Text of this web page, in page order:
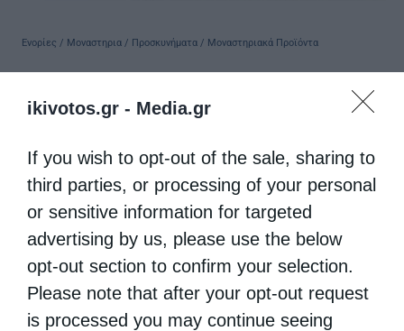
ikivotos.gr - Media.gr
If you wish to opt-out of the sale, sharing to
third parties, or processing of your personal
or sensitive information for targeted
advertising by us, please use the below
opt-out section to confirm your selection.
Please note that after your opt-out request
is processed you may continue seeing
Ενορίες / Μοναστηρια / Προσκυνήματα / Μοναστηριακά Προϊόντα
απόchristina 5 Μαΐου 2020
Στα νοτιοδυτικά της Ευρυτανίας, στις
απολήξεις των βουνών Καλιακούδα και
Χελιδώνα βρίσκεται από τον 9ο αιώνα η
εικόνα της Παναγίας της Προυσιώτισσας·
στις νότιες κορυφογραμμές της Πίνδου,
διάλεξε η Κυρά …